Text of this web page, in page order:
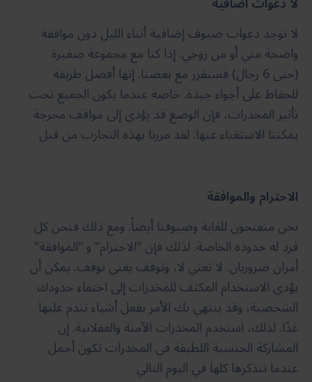
لا توجد دعوات ضيوف إضافية أثناء الليل دون موافقة
واضحة مني أو من زوجي. إذا كنا مع مجموعة صغيرة
(حتى 6 رجال) فسنقرر مع بعضنا. إنها أفضل طريقة
للحفاظ على أجواء جيدة. خاصة عندما يكون الجميع تحت
تأثير المخدرات، فإن الوضع قد يؤدي إلى مواقف محرجة
يمكننا الاستغناء عنها. لقد مررنا بهذه التجارب من قبل
الاحترام والموافقة
نحن منفتحون للغاية وضيوفنا أيضاً. ومع ذلك فنحن كل
فرد له حدوده الخاصة. لذلك فإن "الاحترام" و "الموافقة"
أمران ضروريان. لا تعني لا، وتوقف يعني توقف. يمكن أن
يؤدي الاستخدام المكثف للمخدرات إلى اختفاء حدودك
الشخصية، وقد ينتهي بك الأمر بفعل أشياء تندم عليها
غدًا. لذلك، استخدم المخدرات الآمنة والعقلانية. إن
المشاركة الجنسية اللطيفة في المخدرات تكون أجمل
عندما تتذكرها كلها في اليوم التالي